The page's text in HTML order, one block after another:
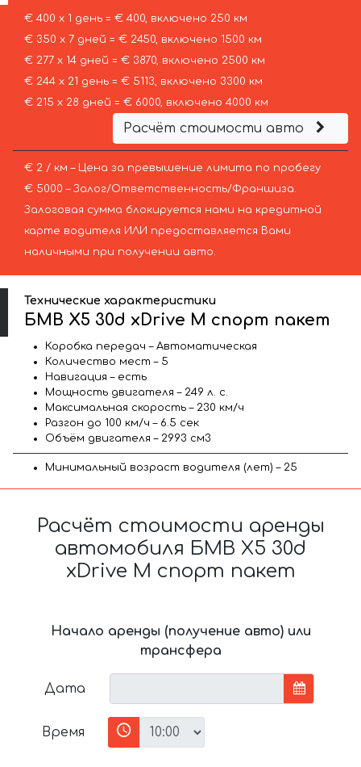
€ 400 х 1 день = € 400, включено 250 км
€ 350 х 7 дней = € 2450, включено 1500 км
€ 277 х 14 дней = € 3870, включено 2500 км
€ 244 х 21 день = € 5113, включено 3300 км
€ 215 х 28 дней = € 6000, включено 4000 км
Расчёт стоимости авто
€ 2 / км – Цена за превышение лимита по пробегу
€ 5000 – Залог/Ответственность/Франшиза.
Залоговая сумма блокируется нами на кредитной
карте водителя ИЛИ предоставляется Вами
наличными при получении авто.
Технические характеристики
БМВ X5 30d xDrive M спорт пакет
Коробка передач – Автоматическая
Количество мест – 5
Навигация – есть
Мощность двигателя – 249 л. с.
Максимальная скорость – 230 км/ч
Разгон до 100 км/ч – 6.5 сек
Объём двигателя – 2993 см3
Минимальный возраст водителя (лет) – 25
Расчёт стоимости аренды
автомобиля БМВ X5 30d
xDrive M спорт пакет
Начало аренды (получение авто) или
трансфера
Дата
Время